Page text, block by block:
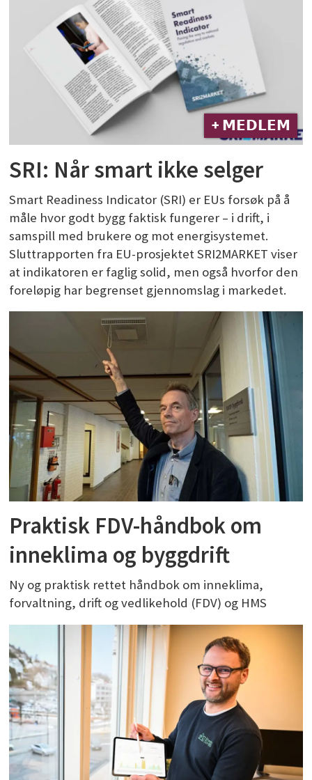
+ 𝗠𝗘𝗗𝗟𝗘𝗠
SRI: Når smart ikke selger
Smart Readiness Indicator (SRI) er EUs forsøk på å
måle hvor godt bygg faktisk fungerer – i drift, i
samspill med brukere og mot energisystemet.
Sluttrapporten fra EU-prosjektet SRI2MARKET viser
at indikatoren er faglig solid, men også hvorfor den
foreløpig har begrenset gjennomslag i markedet.
Praktisk FDV-håndbok om
inneklima og byggdrift
Ny og praktisk rettet håndbok om inneklima,
forvaltning, drift og vedlikehold (FDV) og HMS